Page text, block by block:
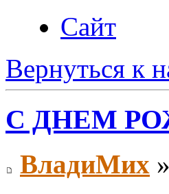
Сайт
Вернуться к
С ДНЕМ
ВладиМих